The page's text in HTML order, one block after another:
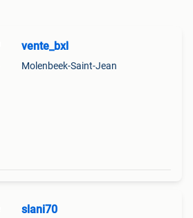
vente_bxl
Molenbeek-Saint-Jean
slani70